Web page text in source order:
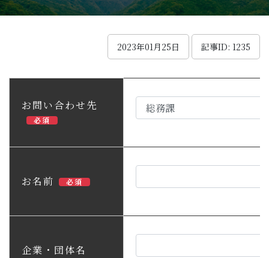
観光
2023年01月25日 記事ID: 1235
お問い合わせ先
必須
お名前 必須
企業・団体名